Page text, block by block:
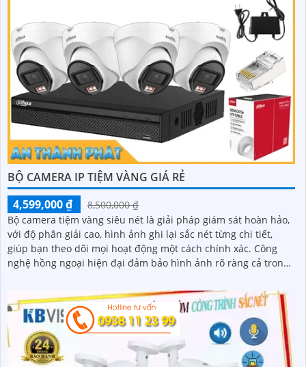
BỘ CAMERA IP TIỆM VÀNG GIÁ RẺ
4,599,000 ₫
8,500,000 ₫
Bộ camera tiệm vàng siêu nét là giải pháp giám sát hoàn hảo,
với độ phân giải cao, hình ảnh ghi lại sắc nét từng chi tiết,
giúp bạn theo dõi mọi hoạt động một cách chính xác. Công
nghệ hồng ngoại hiện đại đảm bảo hình ảnh rõ ràng cả trong